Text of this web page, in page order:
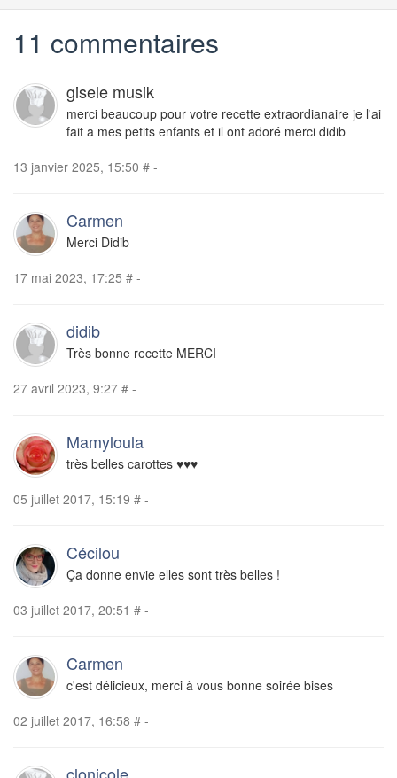
11 commentaires
gisele musik
merci beaucoup pour votre recette extraordianaire je l'ai
fait a mes petits enfants et il ont adoré merci didib
13 janvier 2025, 15:50 # -
Carmen
Merci Didib
17 mai 2023, 17:25 # -
didib
Très bonne recette MERCI
27 avril 2023, 9:27 # -
Mamyloula
très belles carottes ♥♥♥
05 juillet 2017, 15:19 # -
Cécilou
Ça donne envie elles sont très belles !
03 juillet 2017, 20:51 # -
Carmen
c'est délicieux, merci à vous bonne soirée bises
02 juillet 2017, 16:58 # -
clonicole